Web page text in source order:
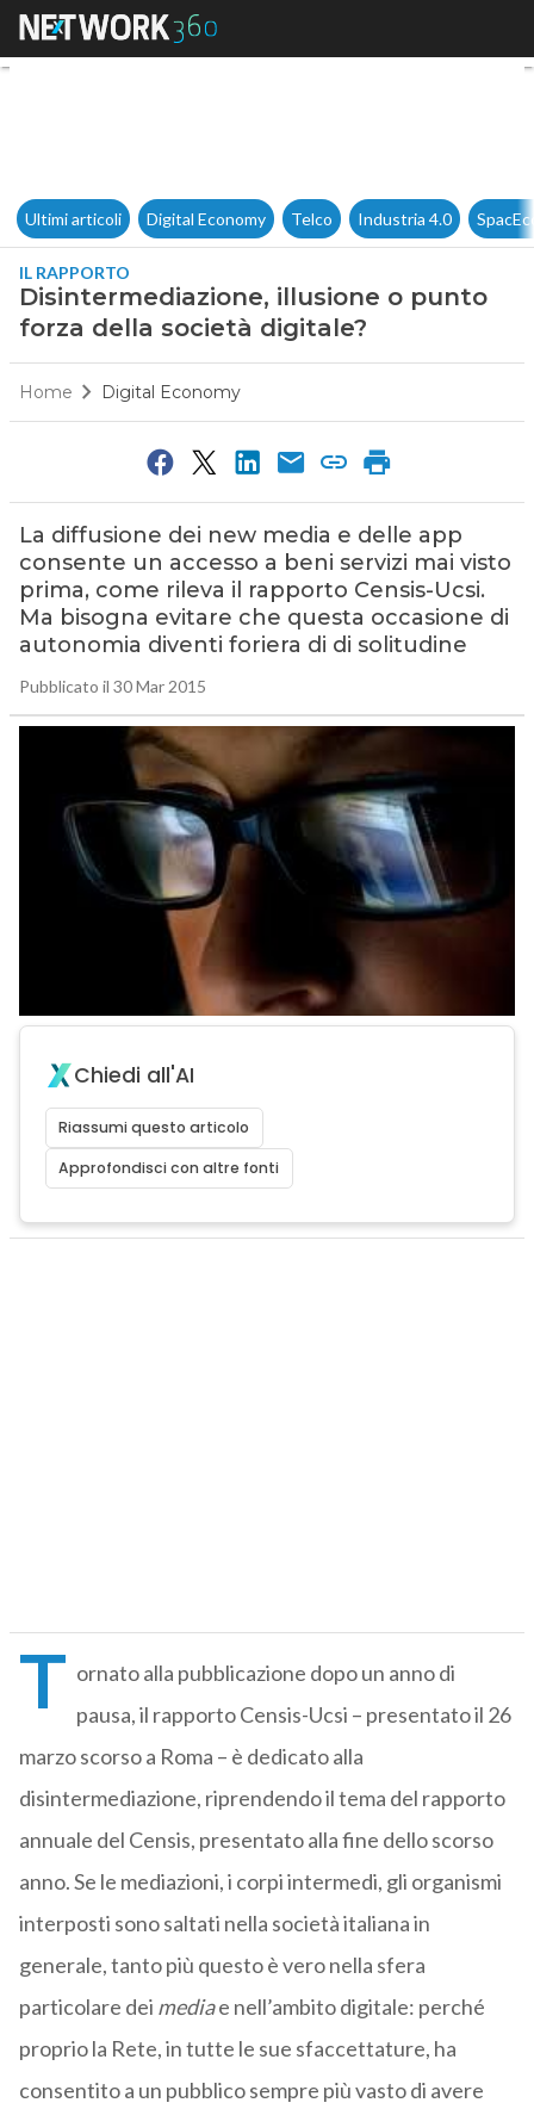
Disintermediazione,
Ultimi articoli Digital Economy Telco Industria 4.0
IL RAPPORTO
Disintermediazione, illusione o punto
forza della società digitale?
Home Digital Economy
La diffusione dei new media e delle app
consente un accesso a beni servizi mai visto
prima, come rileva il rapporto Censis-Ucsi.
Ma bisogna evitare che questa occasione di
autonomia diventi foriera di di solitudine
Pubblicato il 30 Mar 2015
Chiedi all'AI
Riassumi questo articolo
Approfondisci con altre fonti
T ornato alla pubblicazione dopo un anno di
pausa, il rapporto Censis-Ucsi – presentato il 26
marzo scorso a Roma – è dedicato alla
disintermediazione, riprendendo il tema del rapporto
annuale del Censis, presentato alla fine dello scorso
anno. Se le mediazioni, i corpi intermedi, gli organismi
interposti sono saltati nella società italiana in
generale, tanto più questo è vero nella sfera
particolare dei mediae nell’ambito digitale: perché
proprio la Rete, in tutte le sue sfaccettature, ha
consentito a un pubblico sempre più vasto di avere